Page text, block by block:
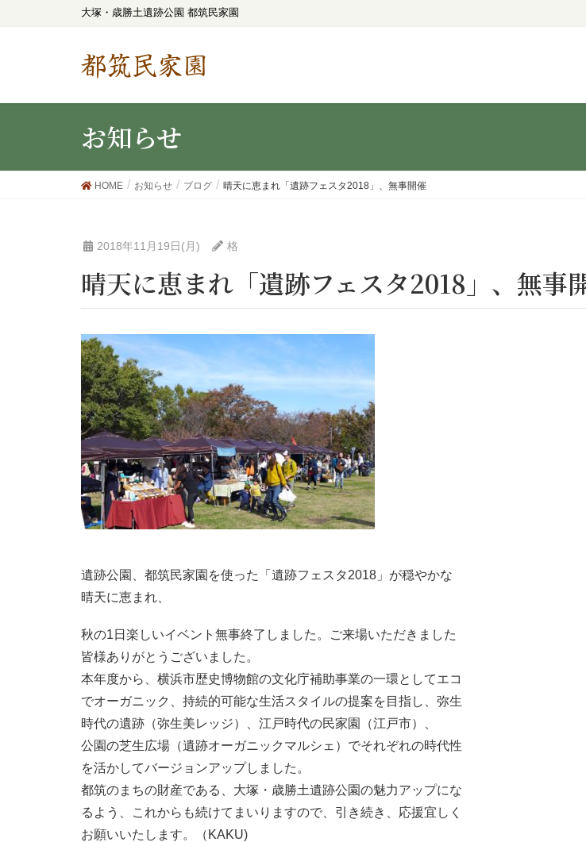
大塚・歳勝土遺跡公園 都筑民家園
都筑民家園
お知らせ
HOME お知らせ ブログ 晴天に恵まれ「遺跡フェスタ2018」、無事開催
2018年11月19日(月) 格
晴天に恵まれ「遺跡フェスタ2018」、無事
遺跡公園、都筑民家園を使った「遺跡フェスタ2018」が穏やかな
晴天に恵まれ、
秋の1日楽しいイベント無事終了しました。ご来場いただきました
皆様ありがとうございました。
本年度から、横浜市歴史博物館の文化庁補助事業の一環としてエコ
でオーガニック、持続的可能な生活スタイルの提案を目指し、弥生
時代の遺跡（弥生美レッジ）、江戸時代の民家園（江戸市）、
公園の芝生広場（遺跡オーガニックマルシェ）でそれぞれの時代性
を活かしてバージョンアップしました。
都筑のまちの財産である、大塚・歳勝土遺跡公園の魅力アップにな
るよう、これからも続けてまいりますので、引き続き、応援宜しく
お願いいたします。（KAKU)